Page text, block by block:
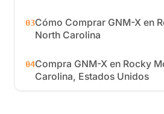
03Cómo Comprar GNM-X en
North Carolina
04Compra GNM-X en Rocky
Carolina, Estados Unidos